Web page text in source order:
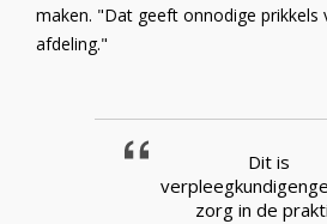
maken. "Dat geeft onnodige prikkels
afdeling."
Dit is
zorg in de